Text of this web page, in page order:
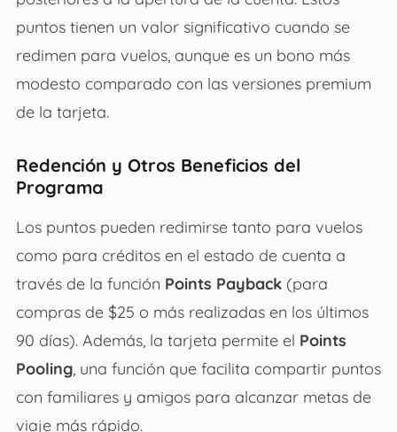
puntos tienen un valor significativo cuando se
redimen para vuelos, aunque es un bono más
modesto comparado con las versiones premium
de la tarjeta.
Redención y Otros Beneficios del
Programa
Los puntos pueden redimirse tanto para vuelos
como para créditos en el estado de cuenta a
través de la función Points Payback(para
compras de $25 o más realizadas en los últimos
90 días). Además, la tarjeta permite el Points
Pooling, una función que facilita compartir puntos
con familiares y amigos para alcanzar metas de
viaje más rápido.